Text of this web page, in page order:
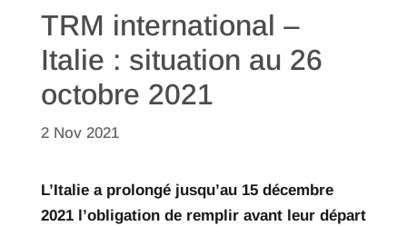
TRM international –
Italie : situation au 26
octobre 2021
2 Nov 2021
L’Italie a prolongé jusqu’au 15 décembre
2021 l’obligation de remplir avant leur départ